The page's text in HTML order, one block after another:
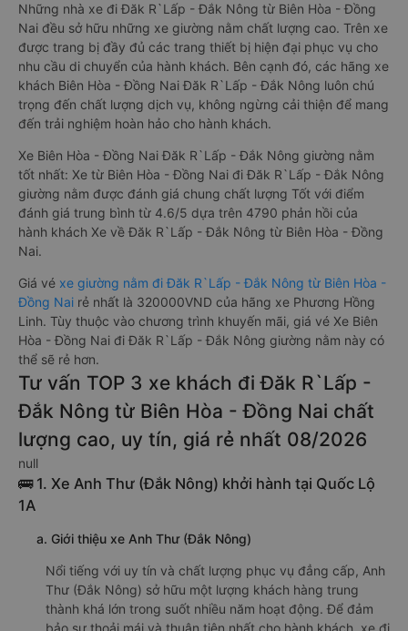
Những nhà xe đi Đăk R`Lấp - Đắk Nông từ Biên Hòa - Đồng
Nai đều sở hữu những xe giường nằm chất lượng cao. Trên xe
được trang bị đầy đủ các trang thiết bị hiện đại phục vụ cho
nhu cầu di chuyển của hành khách. Bên cạnh đó, các hãng xe
khách Biên Hòa - Đồng Nai Đăk R`Lấp - Đắk Nông luôn chú
trọng đến chất lượng dịch vụ, không ngừng cải thiện để mang
đến trải nghiệm hoàn hảo cho hành khách.
Xe Biên Hòa - Đồng Nai Đăk R`Lấp - Đắk Nông giường nằm
tốt nhất: Xe từ Biên Hòa - Đồng Nai đi Đăk R`Lấp - Đắk Nông
giường nằm được đánh giá chung chất lượng Tốt với điểm
đánh giá trung bình từ 4.6/5 dựa trên 4790 phản hồi của
hành khách Xe về Đăk R`Lấp - Đắk Nông từ Biên Hòa - Đồng
Nai.
Giá vé xe giường nằm đi Đăk R`Lấp - Đắk Nông từ Biên Hòa -
Đồng Nai rẻ nhất là 320000VND của hãng xe Phương Hồng
Linh. Tùy thuộc vào chương trình khuyến mãi, giá vé Xe Biên
Hòa - Đồng Nai đi Đăk R`Lấp - Đắk Nông giường nằm này có
thể sẽ rẻ hơn.
Tư vấn TOP 3 xe khách đi Đăk R`Lấp -
Đắk Nông từ Biên Hòa - Đồng Nai chất
lượng cao, uy tín, giá rẻ nhất 08/2026
null
🚌 1. Xe Anh Thư (Đắk Nông) khởi hành tại Quốc Lộ
1A
a. Giới thiệu xe Anh Thư (Đắk Nông)
Nổi tiếng với uy tín và chất lượng phục vụ đẳng cấp, Anh
Thư (Đắk Nông) sở hữu một lượng khách hàng trung
thành khá lớn trong suốt nhiều năm hoạt động. Để đảm
bảo sự thoải mái và thuận tiện nhất cho hành khách, xe đi